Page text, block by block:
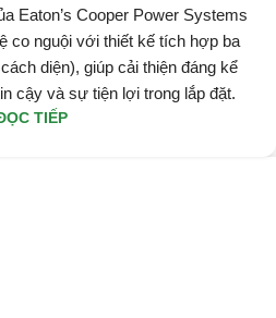
Nam
Eaton’s Cooper Power Systems
co nguội với thiết kế tích hợp ba
diện), giúp cải thiện đáng kể
cậy và sự tiện lợi trong lắp đặt.
TIẾP